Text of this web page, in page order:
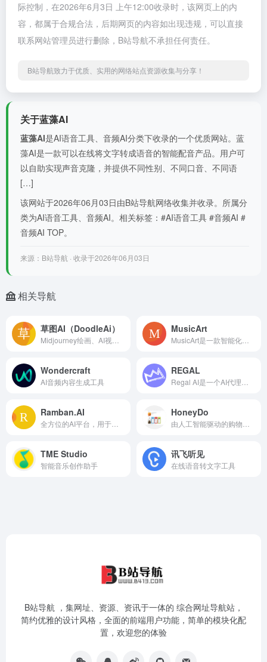
际控制，在2026年6月3日 上午12:00收录时，该网页上的内
容，都属于合规合法，后期网页的内容如出现违规，可以直接
联系网站管理员进行删除，B站导航不承担任何责任。
B站导航致力于优质、实用的网络站点资源收集与分享！
关于蓝藻AI
蓝藻AI是AI语音工具、音频AI分类下收录的一个优质网站。蓝
藻AI是一款可以在线将文字转成语音的智能配音产品。用户可
以自助实现声音克隆，并提供不同性别、不同口音、不同语
[…]
该网站于2026年06月03日由B站导航网络收集并收录。所属分
类为AI语音工具、音频AI。相关标签：#AI语音工具 #音频AI #
音频AI TOP。
来源：B站导航 · 收录于2026年06月03日
相关导航
草图AI（DoodleAi） MusicArt
Wondercraft
AI音频内容生成工具
REGAL
Ramban.AI HoneyDo
TME Studio
智能音乐创作助手
讯飞听见
在线语音转文字工具
B站导航 ，集网址、资源、资讯于一体的 综合网址导航站，
简约优雅的设计风格，全面的前端用户功能，简单的模块化配
置，欢迎您的体验